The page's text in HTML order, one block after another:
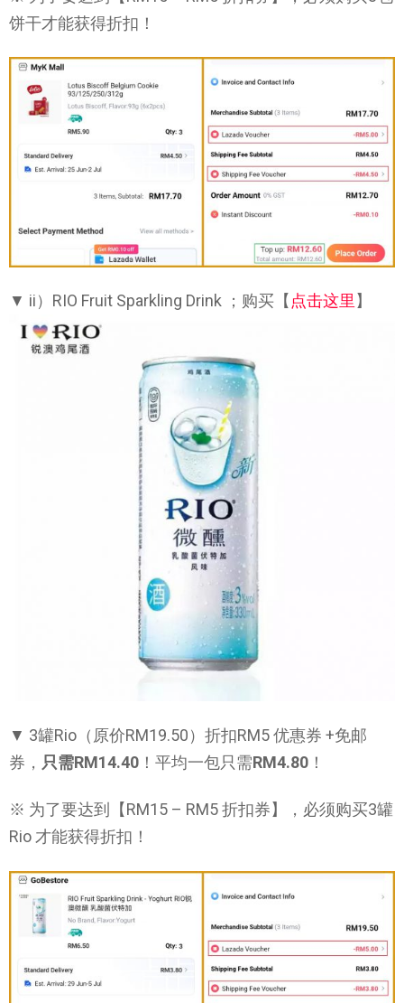
饼干才能获得折扣！
▼ ii）RIO Fruit Sparkling Drink ；购买【 点击这里 】
▼ 3罐Rio（原价RM19.50）折扣RM5 优惠券 +免邮
券， 只需RM14.40 ！平均一包只需RM4.80 ！
※ 为了要达到【RM15 – RM5 折扣券】，必须购买3罐
Rio 才能获得折扣！